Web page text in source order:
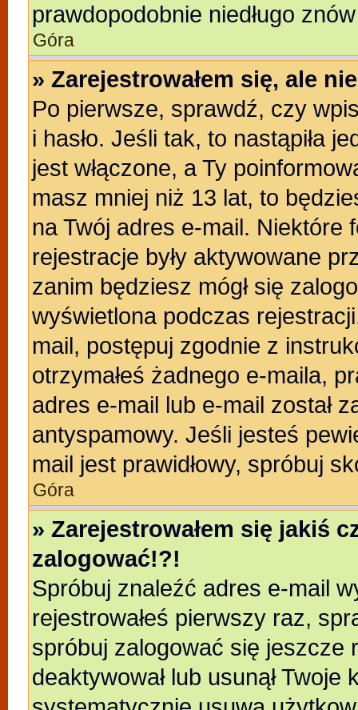
prawdopodobnie niedługo
Góra
» Zarejestrowałem się, ale
Po pierwsze, sprawdź, czy
i hasło. Jeśli tak, to nastąpiła
jest włączone, a Ty
masz mniej niż 13 lat, to
na Twój adres e-mail. Niektóre
rejestracje były aktywowane
zanim będziesz mógł się
wyświetlona podczas
mail, postępuj zgodnie z
otrzymałeś żadnego e-maila,
adres e-mail lub e-mail został
antyspamowy. Jeśli jesteś
mail jest prawidłowy, spróbuj
Góra
» Zarejestrowałem się jakiś
zalogować!?!
Spróbuj znaleźć adres e-mail
rejestrowałeś pierwszy raz,
spróbuj zalogować się jeszcze
deaktywował lub usunął